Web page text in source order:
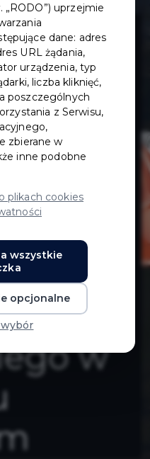
na
nr
w
uprzejmie
dane: adres
URL żądania,
urządzenia, typ
liczba kliknięć,
poszczególnych
z Serwisu,
zbierane w
inne podobne
plikach cookies
wszystkie
opcjonalne